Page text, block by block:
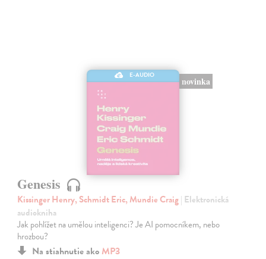
E-AUDIO
novinka
Genesis
Kissinger Henry, Schmidt Eric, Mundie Craig| Elektronická
audiokniha
Jak pohlížet na umělou inteligenci? Je AI pomocníkem, nebo
hrozbou?
Na stiahnutie ako MP3